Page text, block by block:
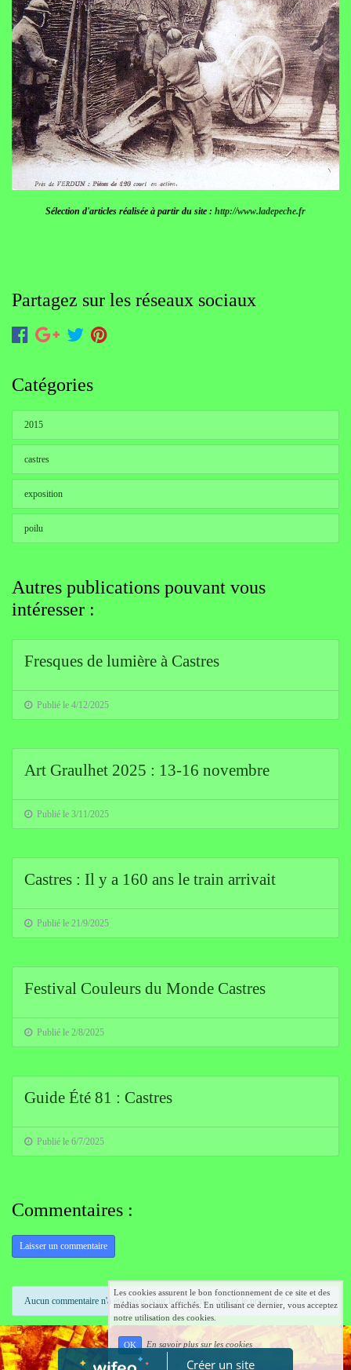
Sélection d'articles réalisée à partir du site : http://www.ladepeche.fr
Partagez sur les réseaux sociaux
Catégories
2015
castres
exposition
poilu
Autres publications pouvant vous
intéresser :
Fresques de lumière à Castres
Publié le 4/12/2025
Art Graulhet 2025 : 13-16 novembre
Publié le 3/11/2025
Castres : Il y a 160 ans le train arrivait
Publié le 21/9/2025
Festival Couleurs du Monde Castres
Publié le 2/8/2025
Guide Été 81 : Castres
Publié le 6/7/2025
Commentaires :
Laisser un commentaire
Aucun commentaire n'a été laissé pour le moment... Soyez le premier !
Créer un site
Les cookies assurent le bon fonctionnement de ce site et des
médias sociaux affichés. En utilisant ce dernier, vous acceptez
notre utilisation des cookies.
OK En savoir plus sur les cookies